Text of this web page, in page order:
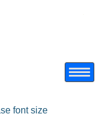
font size